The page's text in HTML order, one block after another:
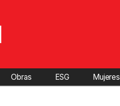
Obras ESG Mujeres